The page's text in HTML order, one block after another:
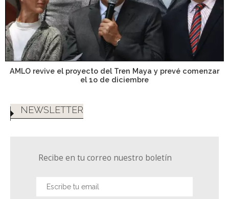
AMLO revive el proyecto del Tren Maya y prevé comenzar
el 1o de diciembre
NEWSLETTER
Recibe en tu correo nuestro boletín